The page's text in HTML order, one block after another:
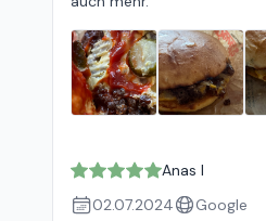
Anas I
02.07.2024
Google